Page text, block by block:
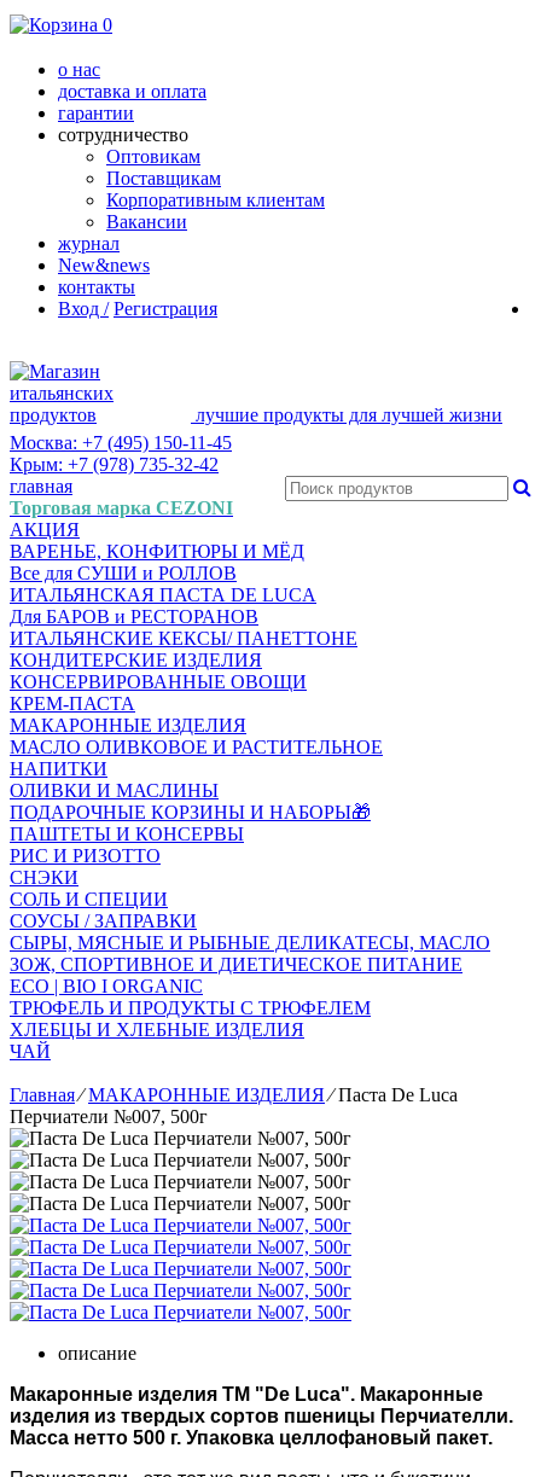
0
о нас
доставка и оплата
гарантии
сотрудничество
Оптовикам
Поставщикам
Корпоративным клиентам
Вакансии
журнал
New&news
контакты
Вход / Регистрация
лучшие продукты для лучшей жизни
Москва: +7 (495) 150-11-45
Крым: +7 (978) 735-32-42
главная
Торговая марка CEZONI
АКЦИЯ
ВАРЕНЬЕ, КОНФИТЮРЫ И МЁД
Все для СУШИ и РОЛЛОВ
ИТАЛЬЯНСКАЯ ПАСТА DE LUCA
Для БАРОВ и РЕСТОРАНОВ
ИТАЛЬЯНСКИЕ КЕКСЫ/ ПАНЕТТОНЕ
КОНДИТЕРСКИЕ ИЗДЕЛИЯ
КОНСЕРВИРОВАННЫЕ ОВОЩИ
КРЕМ-ПАСТА
МАКАРОННЫЕ ИЗДЕЛИЯ
МАСЛО ОЛИВКОВОЕ И РАСТИТЕЛЬНОЕ
НАПИТКИ
ОЛИВКИ И МАСЛИНЫ
ПОДАРОЧНЫЕ КОРЗИНЫ И НАБОРЫ🎁
ПАШТЕТЫ И КОНСЕРВЫ
РИС И РИЗОТТО
СНЭКИ
СОЛЬ И СПЕЦИИ
СОУСЫ / ЗАПРАВКИ
СЫРЫ, МЯСНЫЕ И РЫБНЫЕ ДЕЛИКАТЕСЫ, МАСЛО
ЗОЖ, СПОРТИВНОЕ И ДИЕТИЧЕСКОЕ ПИТАНИЕ
ECO | BIO I ORGANIC
ТРЮФЕЛЬ И ПРОДУКТЫ С ТРЮФЕЛЕМ
ХЛЕБЦЫ И ХЛЕБНЫЕ ИЗДЕЛИЯ
ЧАЙ
Главная⁄МАКАРОННЫЕ ИЗДЕЛИЯ ⁄ Паста De Luca
Перчиатели №007, 500г
описание
Макаронные изделия ТМ "De Luca". Макаронные
изделия из твердых сортов пшеницы Перчиателли.
Масса нетто 500 г. Упаковка целлофановый пакет.